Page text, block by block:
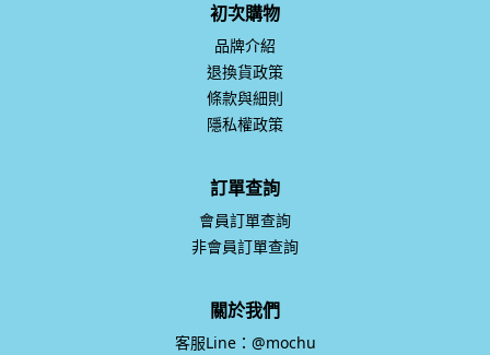
初次購物
品牌介紹
退換貨政策
條款與細則
隱私權政策
訂單查詢
會員訂單查詢
非會員訂單查詢
關於我們
客服Line：@mochu